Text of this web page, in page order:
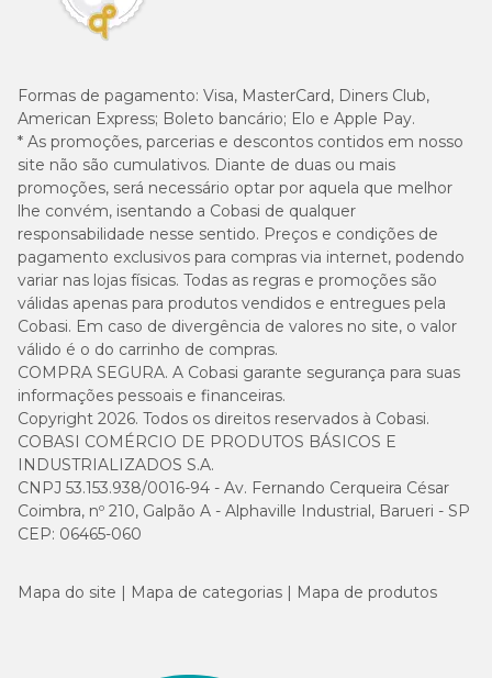
Formas de pagamento: Visa, MasterCard, Diners Club,
American Express; Boleto bancário; Elo e Apple Pay.
* As promoções, parcerias e descontos contidos em nosso
site não são cumulativos. Diante de duas ou mais
promoções, será necessário optar por aquela que melhor
lhe convém, isentando a Cobasi de qualquer
responsabilidade nesse sentido. Preços e condições de
pagamento exclusivos para compras via internet, podendo
variar nas lojas físicas. Todas as regras e promoções são
válidas apenas para produtos vendidos e entregues pela
Cobasi. Em caso de divergência de valores no site, o valor
válido é o do carrinho de compras.
COMPRA SEGURA. A Cobasi garante segurança para suas
informações pessoais e financeiras.
Copyright 2026. Todos os direitos reservados à Cobasi.
COBASI COMÉRCIO DE PRODUTOS BÁSICOS E
INDUSTRIALIZADOS S.A.
CNPJ 53.153.938/0016-94 - Av. Fernando Cerqueira César
Coimbra, nº 210, Galpão A - Alphaville Industrial, Barueri - SP
CEP: 06465-060
Mapa do site Mapa de categorias Mapa de produtos